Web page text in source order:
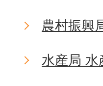
農村振興
水産局 水